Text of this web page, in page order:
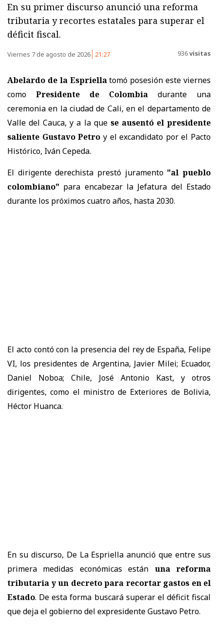
En su primer discurso anunció una reforma
tributaria y recortes estatales para superar el
déficit fiscal.
Viernes 7 de agosto de 2026 21:27 936visitas
Abelardo de la Espriellatomó posesión este viernes
como Presidente de Colombia durante una
ceremonia en la ciudad de Cali, en el departamento de
Valle del Cauca, y a la que se ausentó el presidente
saliente Gustavo Petro y el excandidato por el Pacto
Histórico, Iván Cepeda.
El dirigente derechista prestó juramento "al pueblo
colombiano" para encabezar la Jefatura del Estado
durante los próximos cuatro años, hasta 2030.
El acto contó con la presencia del rey de España, Felipe
VI, los presidentes de Argentina, Javier Milei; Ecuador,
Daniel Noboa; Chile, José Antonio Kast, y otros
dirigentes, como el ministro de Exteriores de Bolivia,
Héctor Huanca.
En su discurso, De La Espriella anunció que entre sus
primera medidas económicas están una reforma
tributaria y un decreto para recortar gastos en el
Estado. De esta forma buscará superar el déficit fiscal
que deja el gobierno del expresidente Gustavo Petro.